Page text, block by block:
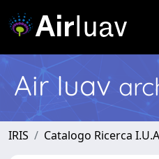
Air Iuav
IRIS Catalogo Ricerca